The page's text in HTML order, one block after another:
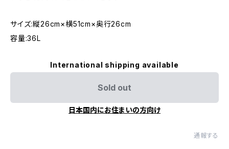
サイズ:縦26cm×横51cm×奥行26cm
容量:36L
International shipping available
Sold out
日本国内にお住まいの方向け
通報する